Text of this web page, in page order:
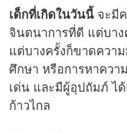
เด็กที่เกิดในวันนี้ จะมี
จินตนาการที่ดี แต่บาง
แต่บางครั้งก็ขาดควา
ศึกษา หรือการหาคว
เด่น และมีผู้อุปถัมภ์ ไ
ก้าวไกล